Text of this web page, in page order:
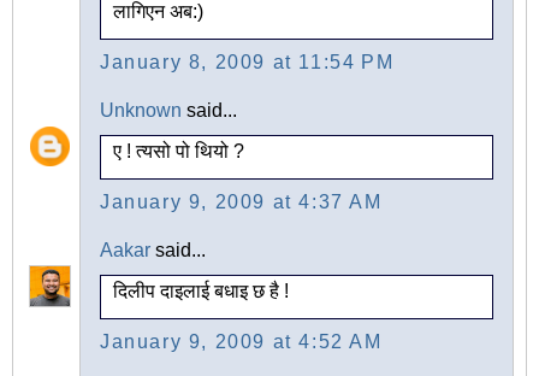
लागिएन अब:)
January 8, 2009 at 11:54 PM
Unknown said...
ए ! त्यसो पो थियो ?
January 9, 2009 at 4:37 AM
Aakar said...
दिलीप दाइलाई बधाइ छ है !
January 9, 2009 at 4:52 AM